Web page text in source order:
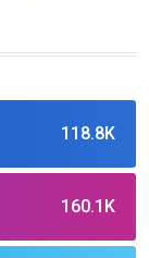
118.8K
160.1K